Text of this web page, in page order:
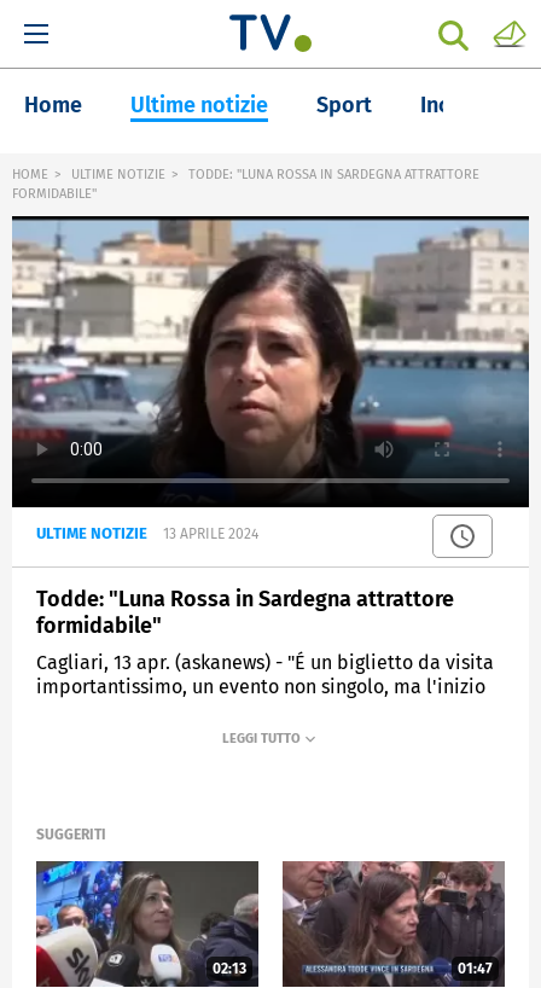
Home Ultime notizie Sport Inchieste
HOME ULTIME NOTIZIE
TODDE: "LUNA ROSSA IN SARDEGNA ATTRATTORE
FORMIDABILE"
ULTIME NOTIZIE 13 APRILE 2024
Todde: "Luna Rossa in Sardegna attrattore
formidabile"
Cagliari, 13 apr. (askanews) - "É un biglietto da visita
importantissimo, un evento non singolo, ma l'inizio
investire non solo sulla presenza del team di Luna
che lavorando bene con tutti gli stakeholders saremo
così Alessandra Todde, governatrice della Sardegna,
a margine del varo di Luna Rossa a Cagliari.
CRONACA
SUGGERITI
02:13 01:47